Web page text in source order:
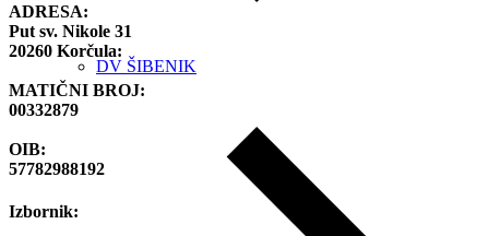
DV ŠIBENIK
ADRESA:
Put sv. Nikole 31
20260 Korčula:
MATIČNI BROJ:
00332879
OIB:
57782988192
Izbornik: